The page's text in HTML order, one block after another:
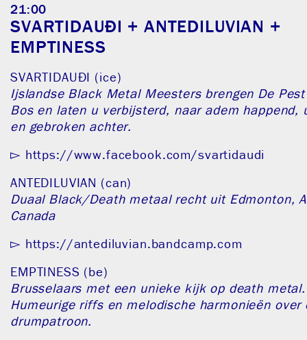
Praktisch
21:00
SVARTIDAUÐI + ANTEDILUVIAN +
EMPTINESS
SVARTIDAUÐI (ice)
Ijslandse Black Metal Meesters brengen De
Bos en laten u verbijsterd, naar adem happend,
en gebroken achter.
▻ https://www.facebook.com/svartidaudi
ANTEDILUVIAN (can)
Duaal Black/Death metaal recht uit Edmonton,
Canada
▻ https://antediluvian.bandcamp.com
EMPTINESS (be)
Brusselaars met een unieke kijk op death metal.
Humeurige riffs en melodische harmonieën over
drumpatroon.